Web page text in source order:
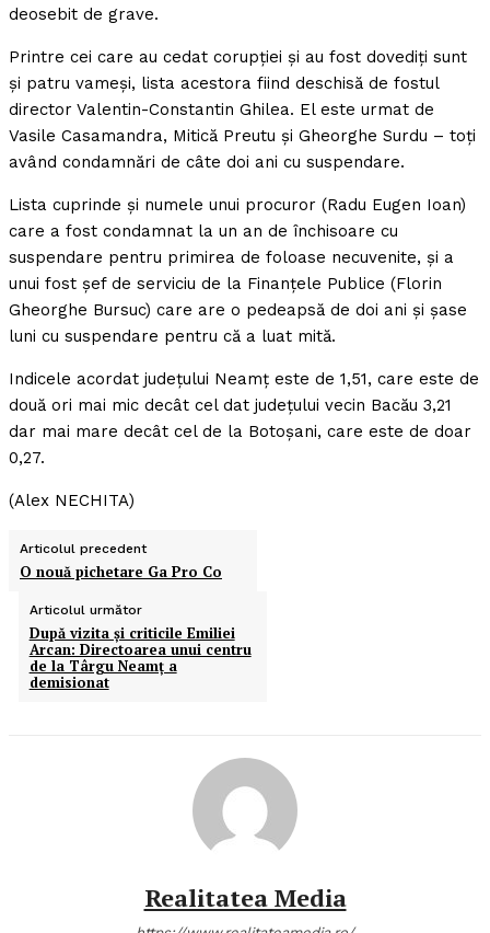
deosebit de grave.
Printre cei care au cedat corupţiei şi au fost dovediţi sunt
şi patru vameşi, lista acestora fiind deschisă de fostul
director Valentin-Constantin Ghilea. El este urmat de
Vasile Casamandra, Mitică Preutu şi Gheorghe Surdu – toţi
având condamnări de câte doi ani cu suspendare.
Lista cuprinde şi numele unui procuror (Radu Eugen Ioan)
care a fost condamnat la un an de închisoare cu
suspendare pentru primirea de foloase necuvenite, şi a
unui fost şef de serviciu de la Finanţele Publice (Florin
Gheorghe Bursuc) care are o pedeapsă de doi ani şi şase
luni cu suspendare pentru că a luat mită.
Indicele acordat judeţului Neamţ este de 1,51, care este de
două ori mai mic decât cel dat judeţului vecin Bacău 3,21
dar mai mare decât cel de la Botoşani, care este de doar
0,27.
(Alex NECHITA)
Articolul precedent
O nouă pichetare Ga Pro Co
Articolul următor
După vizita şi criticile Emiliei
Arcan: Directoarea unui centru
de la Târgu Neamţ a
demisionat
Realitatea Media